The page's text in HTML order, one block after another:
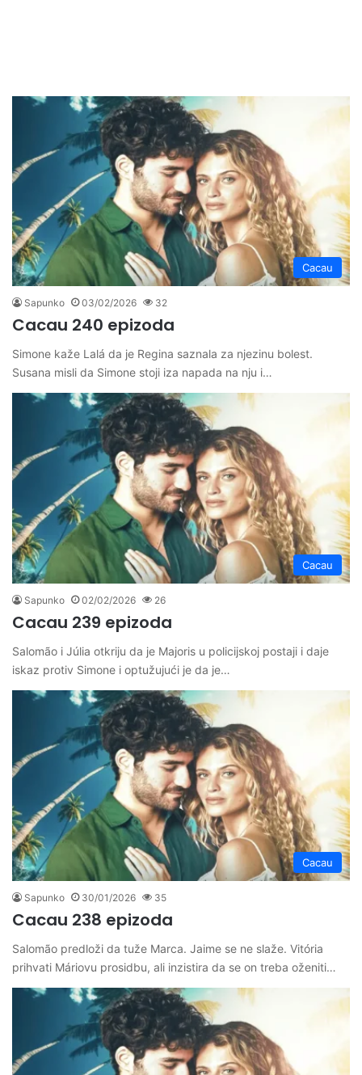
Cacau
Sapunko 03/02/2026 32
Cacau 240 epizoda
Simone kaže Lalá da je Regina saznala za njezinu bolest.
Susana misli da Simone stoji iza napada na nju i…
Cacau
Sapunko 02/02/2026 26
Cacau 239 epizoda
Salomão i Júlia otkriju da je Majoris u policijskoj postaji i daje
iskaz protiv Simone i optužujući je da je…
Cacau
Sapunko 30/01/2026 35
Cacau 238 epizoda
Salomão predloži da tuže Marca. Jaime se ne slaže. Vitória
prihvati Máriovu prosidbu, ali inzistira da se on treba oženiti…